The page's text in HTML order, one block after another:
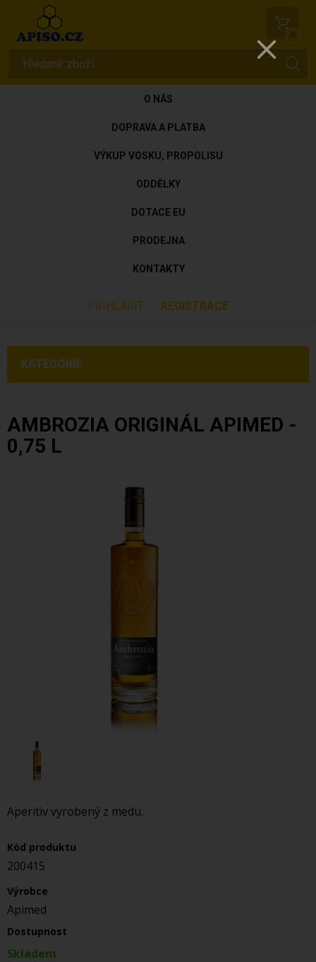
0
O NÁS
DOPRAVA A PLATBA
VÝKUP VOSKU, PROPOLISU
ODDĚLKY
DOTACE EU
PRODEJNA
KONTAKTY
PŘIHLÁSIT REGISTRACE
KATEGORIE
AMBROZIA ORIGINÁL APIMED -
0,75 L
Aperitiv vyrobený z medu.
Kód produktu
200415
Výrobce
Apimed
Dostupnost
Skladem